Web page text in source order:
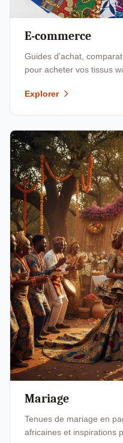
E-commerce
Guides d'achat,
pour acheter vos tissus
Explorer
Mariage
Tenues de mariage en
africaines et inspirations